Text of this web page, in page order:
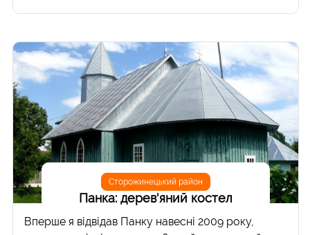
Сторожинецький район
Панка: дерев'яний костел
Вперше я відвідав Панку навесні 2009 року,